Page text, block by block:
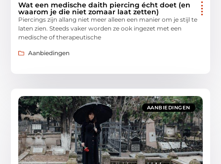
Wat een medische daith piercing écht doet (en
waarom je die niet zomaar laat zetten)
Piercings zijn allang niet meer alleen een manier om je stijl te
laten zien. Steeds vaker worden ze ook ingezet met een
medische of therapeutische
Aanbiedingen
AANBIEDINGEN